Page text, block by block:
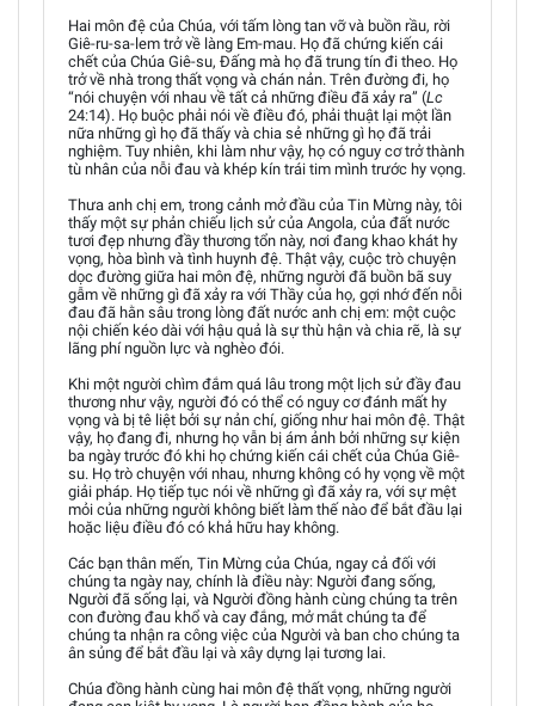
Hai môn đệ của Chúa, với tấm lòng tan vỡ và buồn rầu, rời
Giê-ru-sa-lem trở về làng Em-mau. Họ đã chứng kiến cái
chết của Chúa Giê-su, Đấng mà họ đã trung tín đi theo. Họ
trở về nhà trong thất vọng và chán nản. Trên đường đi, họ
“nói chuyện với nhau về tất cả những điều đã xảy ra” (Lc
24:14). Họ buộc phải nói về điều đó, phải thuật lại một lần
nữa những gì họ đã thấy và chia sẻ những gì họ đã trải
nghiệm. Tuy nhiên, khi làm như vậy, họ có nguy cơ trở thành
tù nhân của nỗi đau và khép kín trái tim mình trước hy vọng.
Thưa anh chị em, trong cảnh mở đầu của Tin Mừng này, tôi
thấy một sự phản chiếu lịch sử của Angola, của đất nước
tươi đẹp nhưng đầy thương tổn này, nơi đang khao khát hy
vọng, hòa bình và tình huynh đệ. Thật vậy, cuộc trò chuyện
dọc đường giữa hai môn đệ, những người đã buồn bã suy
gẫm về những gì đã xảy ra với Thầy của họ, gợi nhớ đến nỗi
đau đã hằn sâu trong lòng đất nước anh chị em: một cuộc
nội chiến kéo dài với hậu quả là sự thù hận và chia rẽ, là sự
lãng phí nguồn lực và nghèo đói.
Khi một người chìm đắm quá lâu trong một lịch sử đầy đau
thương như vậy, người đó có thể có nguy cơ đánh mất hy
vọng và bị tê liệt bởi sự nản chí, giống như hai môn đệ. Thật
vậy, họ đang đi, nhưng họ vẫn bị ám ảnh bởi những sự kiện
ba ngày trước đó khi họ chứng kiến cái chết của Chúa Giê-
su. Họ trò chuyện với nhau, nhưng không có hy vọng về một
giải pháp. Họ tiếp tục nói về những gì đã xảy ra, với sự mệt
mỏi của những người không biết làm thế nào để bắt đầu lại
hoặc liệu điều đó có khả hữu hay không.
Các bạn thân mến, Tin Mừng của Chúa, ngay cả đối với
chúng ta ngày nay, chính là điều này: Người đang sống,
Người đã sống lại, và Người đồng hành cùng chúng ta trên
con đường đau khổ và cay đắng, mở mắt chúng ta để
chúng ta nhận ra công việc của Người và ban cho chúng ta
ân sủng để bắt đầu lại và xây dựng lại tương lai.
Chúa đồng hành cùng hai môn đệ thất vọng, những người